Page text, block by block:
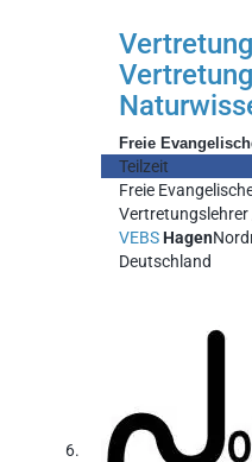
Freie
Teilzeit
Freie
Vertretungslehrer
VEBSHagen
Deutschland